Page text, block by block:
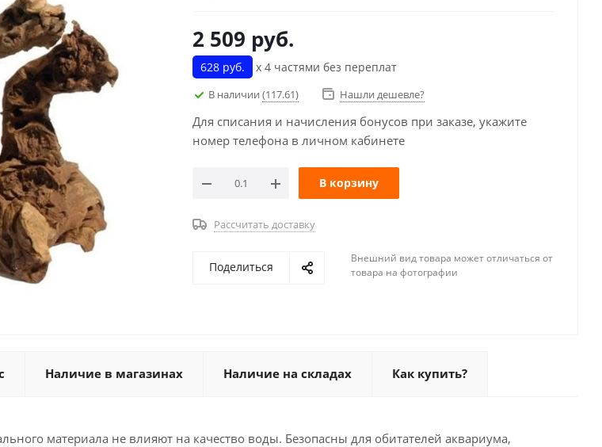
2 509 руб.
628 руб. х 4 частями без переплат
В наличии (117.61) Нашли дешевле?
Для списания и начисления бонусов при заказе, укажите
номер телефона в личном кабинете
В корзину
Рассчитать доставку
Поделиться
Внешний вид товара может отличаться от
товара на фотографии
Наличие в магазинах Наличие на складах Как купить?
материала не влияют на качество воды. Безопасны для обитателей аквариума,